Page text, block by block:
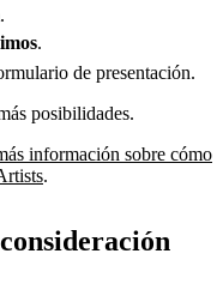
de presentación.
posibilidades.
información sobre cómo
.